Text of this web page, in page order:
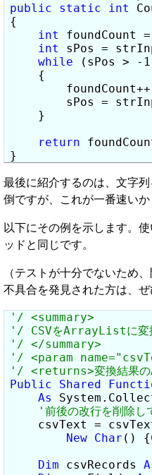
public static int
{
int
foundCount
int
sPos =
while (sPos > -
    {
sPos =
    }
return
}
最後に紹介するのは、文字
倒ですが、これが一番速いか
以下にその例を示します。
ッドと同じです。
（テストが十分でないため
不具合を発見された方は、ぜ
Public
Shared
As
csvText =
New Char ()
Dim csvRecords